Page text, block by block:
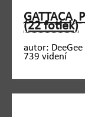
GATTACA,
(22 fotiek)
autor: DeeGee
739 videní